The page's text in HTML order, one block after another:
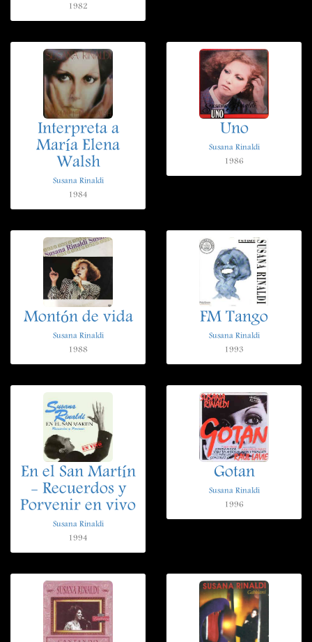
1982
Interpreta a
María Elena
Walsh
Susana Rinaldi
1984
Uno
Susana Rinaldi
1986
Montón de vida
Susana Rinaldi
1988
FM Tango
Susana Rinaldi
1993
En el San Martín
- Recuerdos y
Porvenir en vivo
Susana Rinaldi
1994
Gotan
Susana Rinaldi
1996